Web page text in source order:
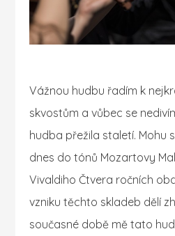
Vážnou hudbu řadím k
skvostům a vůbec se
hudba přežila staletí. Mohu
dnes do tónů Mozartovy
Vivaldiho Čtvera ročních
vzniku těchto skladeb dělí
současné době mě tato